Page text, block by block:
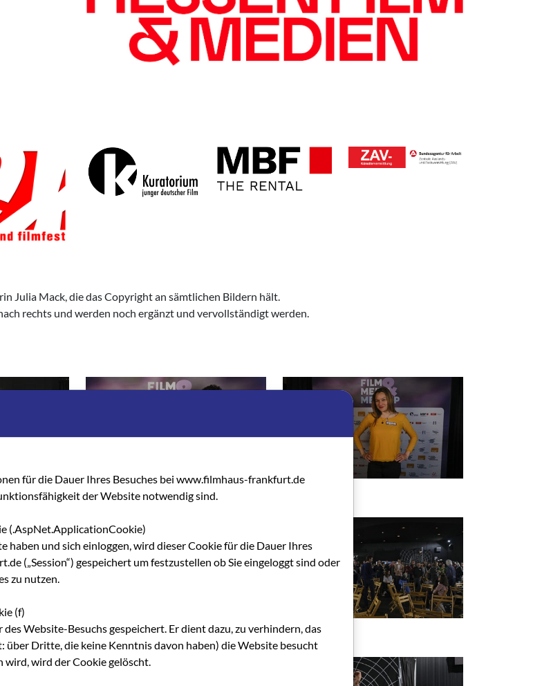
Julia Mack, die das Copyright an sämtlichen Bildern hält.
rechts und werden noch ergänzt und vervollständigt werden.
für die Dauer Ihres Besuches bei www.filmhaus-frankfurt.de
der Website notwendig sind.
(.AspNet.ApplicationCookie)
haben und sich einloggen, wird dieser Cookie für die Dauer Ihres
(„Session“) gespeichert um festzustellen ob Sie eingeloggt sind oder
zu nutzen.
(f)
Website-Besuchs gespeichert. Er dient dazu, zu verhindern, das
Dritte, die keine Kenntnis davon haben) die Website besucht
wird, wird der Cookie gelöscht.